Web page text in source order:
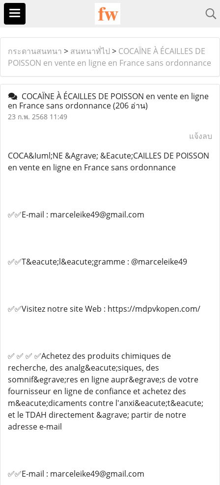
กระดานสนทนา > สนทนาทั่ไป > COCAÏNE À ÉCAILLES DE
POISSON en vente en ligne en France sans ordonnance
COCAÏNE À ÉCAILLES DE POISSON en vente en ligne
en France sans ordonnance(206 อ่าน)
23 ก.พ. 2568 11:49
แจ้งลบ
COCA&Iuml;NE &Agrave; &Eacute;CAILLES DE POISSON
en vente en ligne en France sans ordonnance
✅✅E-mail : marceleike49@gmail.com
✅✅T&eacute;l&eacute;gramme : @marceleike49
✅✅Visitez notre site Web : https://mdpvkopen.com/
✅ ✅ ✅ ✅Achetez des produits chimiques de
recherche, des analg&eacute;siques, des
somnif&egrave;res en ligne aupr&egrave;s de votre
fournisseur en ligne de confiance et achetez des
m&eacute;dicaments contre l'anxi&eacute;t&eacute;
et le TDAH directement &agrave; partir de notre
adresse e-mail
✅✅E-mail : marceleike49@gmail.com